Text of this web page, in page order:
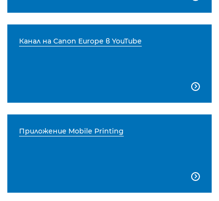
Канал на Canon Europe в YouTube

Приложение Mobile Printing
